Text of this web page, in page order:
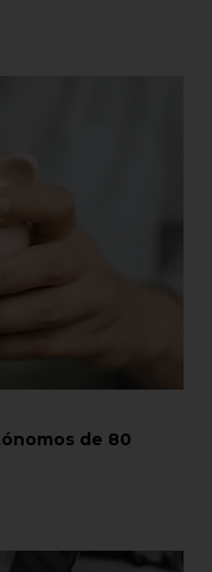
de 80